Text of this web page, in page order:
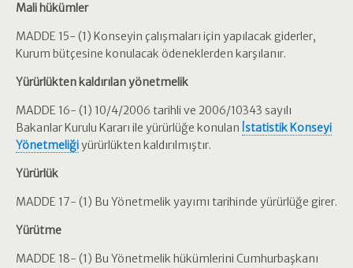
Mali hükümler
MADDE 15- (1) Konseyin çalışmaları için yapılacak giderler,
Kurum bütçesine konulacak ödeneklerden karşılanır.
Yürürlükten kaldırılan yönetmelik
MADDE 16- (1) 10/4/2006 tarihli ve 2006/10343 sayılı
Bakanlar Kurulu Kararı ile yürürlüğe konulan İstatistik Konseyi
Yönetmeliğiyürürlükten kaldırılmıştır.
Yürürlük
MADDE 17- (1) Bu Yönetmelik yayımı tarihinde yürürlüğe girer.
Yürütme
MADDE 18- (1) Bu Yönetmelik hükümlerini Cumhurbaşkanı